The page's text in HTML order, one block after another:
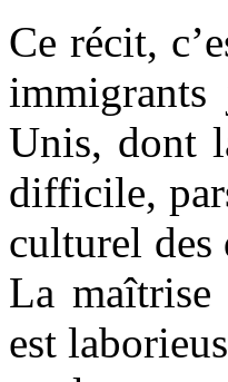
Ce récit,
immigrants
Unis, dont
difficile,
culturel des
La maîtrise
est